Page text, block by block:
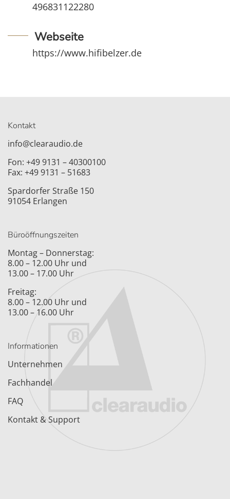
496831122280
Webseite
https://www.hifibelzer.de
Kontakt
info@clearaudio.de
Fon: +49 9131 – 40300100
Fax: +49 9131 – 51683
Spardorfer Straße 150
91054 Erlangen
Büroöffnungszeiten
Montag – Donnerstag:
8.00 – 12.00 Uhr und
13.00 – 17.00 Uhr
Freitag:
8.00 – 12.00 Uhr und
13.00 – 16.00 Uhr
Informationen
Unternehmen
Fachhandel
FAQ
Kontakt & Support